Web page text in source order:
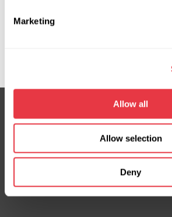
Marketing
Allow all
Allow selection
Deny
Suscríbete a nuestro boletín
No te pierdas ofertas exclusivas y